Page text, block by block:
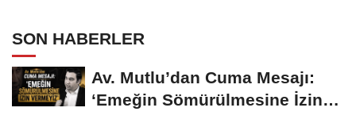
SON HABERLER
Av. Mutlu’dan Cuma Mesajı:
‘Emeğin Sömürülmesine İzin